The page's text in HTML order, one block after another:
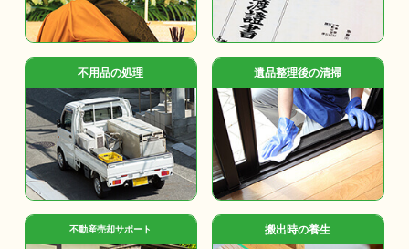
不用品の処理 遺品整理後の清掃
不動産売却サポート 搬出時の養生